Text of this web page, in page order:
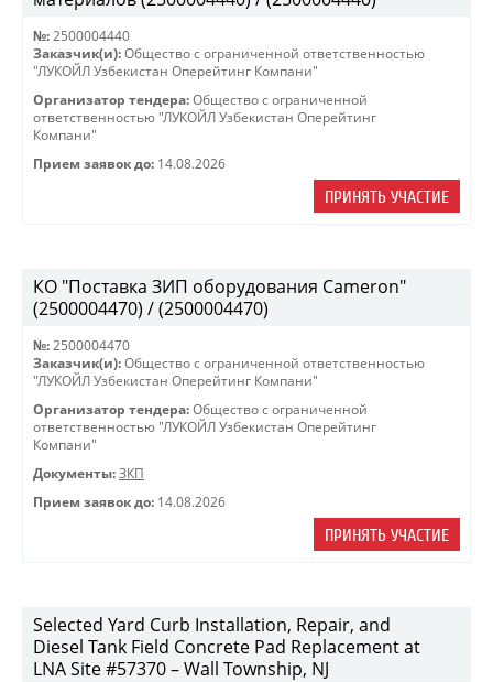
№: 2500004440
Заказчик(и): Общество с ограниченной ответственностью
"ЛУКОЙЛ Узбекистан Оперейтинг Компани"
Организатор тендера: Общество с ограниченной
ответственностью "ЛУКОЙЛ Узбекистан Оперейтинг
Компани"
Прием заявок до: 14.08.2026
ПРИНЯТЬ УЧАСТИЕ
КО "Поставка ЗИП оборудования Cameron"
(2500004470) / (2500004470)
№: 2500004470
Заказчик(и): Общество с ограниченной ответственностью
"ЛУКОЙЛ Узбекистан Оперейтинг Компани"
Организатор тендера: Общество с ограниченной
ответственностью "ЛУКОЙЛ Узбекистан Оперейтинг
Компани"
Документы: ЗКП
Прием заявок до: 14.08.2026
ПРИНЯТЬ УЧАСТИЕ
Selected Yard Curb Installation, Repair, and
Diesel Tank Field Concrete Pad Replacement at
LNA Site #57370 – Wall Township, NJ